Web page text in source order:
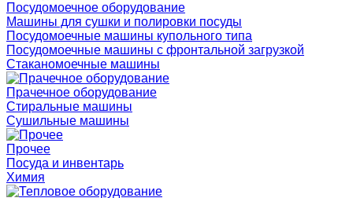
Посудомоечное оборудование
Машины для сушки и полировки посуды
Посудомоечные машины купольного типа
Посудомоечные машины с фронтальной загрузкой
Стаканомоечные машины
Прачечное оборудование
Стиральные машины
Сушильные машины
Прочее
Посуда и инвентарь
Химия